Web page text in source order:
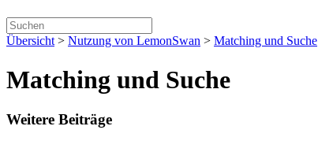
Übersicht > Nutzung von LemonSwan > Matching und Suche
Matching und Suche
Weitere Beiträge